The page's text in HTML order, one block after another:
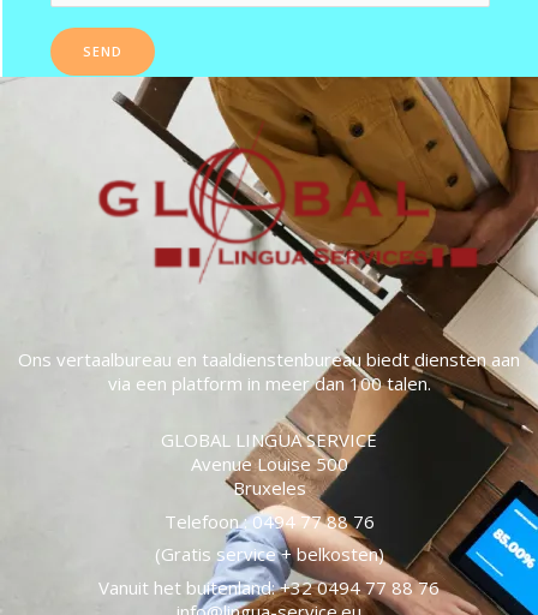
Ons vertaalbureau en taaldienstenbureau biedt diensten aan
via een platform in meer dan 100 talen.
GLOBAL LINGUA SERVICE
Avenue Louise 500
Bruxeles
Telefoon : 0494 77 88 76
(Gratis service + belkosten)
Vanuit het buitenland: +32 0494 77 88 76